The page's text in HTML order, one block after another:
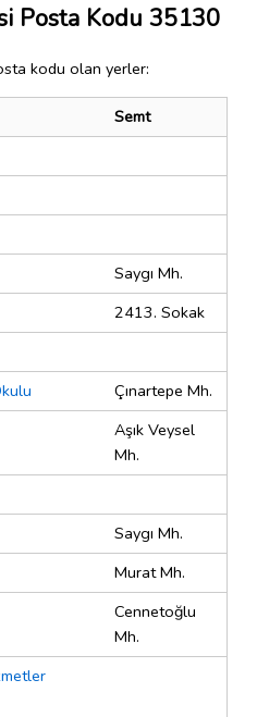
Posta Kodu 35130
kodu olan yerler:
Semt
Saygı Mh.
2413. Sokak
Çınartepe Mh.
Aşık Veysel
Mh.
Saygı Mh.
Murat Mh.
Cennetoğlu
Mh.